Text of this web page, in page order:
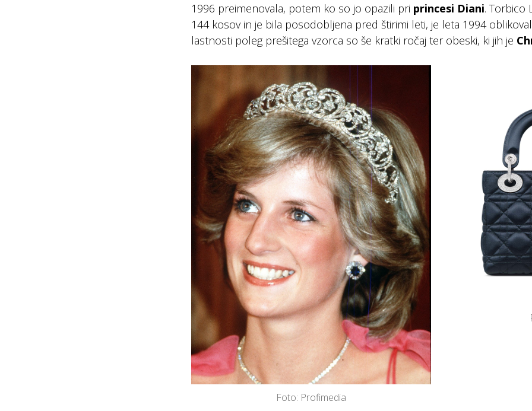
1996 preimenovala, potem ko so jo opazili pri princesi Diani. Torbico
144 kosov in je bila posodobljena pred štirimi leti, je leta 1994 oblikoval
lastnosti poleg prešitega vzorca so še kratki ročaj ter obeski, ki jih je
Foto: Profimedia